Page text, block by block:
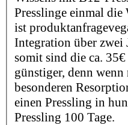
Presslinge einmal die
ist
Integration über zwei
somit sind die ca.
günstiger, denn
besonderen
einen Pressling in
Pressling 100 Tage.